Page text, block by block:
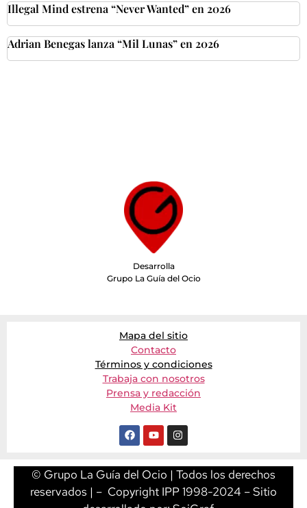
Illegal Mind estrena “Never Wanted” en 2026
Adrian Benegas lanza “Mil Lunas” en 2026
Desarrolla
Grupo La Guía del Ocio
Mapa del sitio
Contacto
Términos y condiciones
Trabaja con nosotros
Prensa y redacción
Media Kit
© Grupo La Guía del Ocio | Todos los derechos
reservados | – Copyright IPP 1998-2024 – Sitio